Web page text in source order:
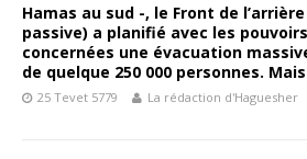
Hamas au sud -, le Front de
passive) a planifié avec les
concernées une évacuation
de quelque 250 000 personnes.
25 Tevet 5779 La rédaction d'Haguesher